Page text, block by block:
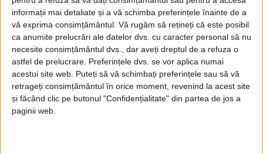
informații mai detaliate și a vă schimba preferințele înainte de a
vă exprima consimțământul. Vă rugăm să rețineți că este posibil
ca anumite prelucrări ale datelor dvs. cu caracter personal să nu
necesite consimțământul dvs., dar aveți dreptul de a refuza o
astfel de prelucrare. Preferințele dvs. se vor aplica numai
acestui site web. Puteți să vă schimbați preferințele sau să vă
retrageți consimțământul în orice moment, revenind la acest site
și făcând clic pe butonul "Confidențialitate" din partea de jos a
paginii web.
mare pensie din județ este a unuia dintre cei 99 de foști
magistrați, care a încasat 27.569 lei, potrivit directorului
executiv al Casei Județene de Pensii, Dorin Brăilă!
Arhive